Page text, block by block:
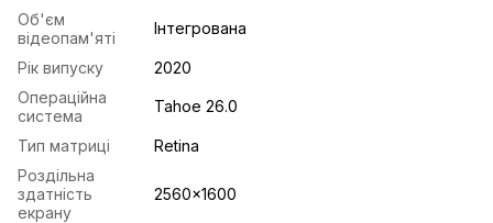
Об'єм
відеопам'яті
Інтегрована
Рік випуску
2020
Операційна
система
Tahoe 26.0
Тип матриці
Retina
Роздільна
здатність
екрану
2560x1600